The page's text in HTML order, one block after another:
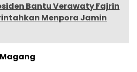
Bantu Verawaty Fajrin
Menpora Jamin